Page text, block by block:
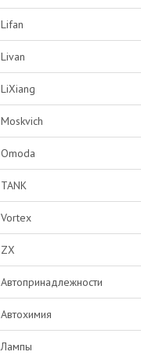
Lifan
Livan
LiXiang
Moskvich
Omoda
TANK
Vortex
ZX
Автопринадлежности
Автохимия
Лампы